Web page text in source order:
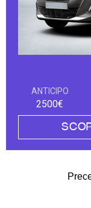
ANTICIPO
2500€